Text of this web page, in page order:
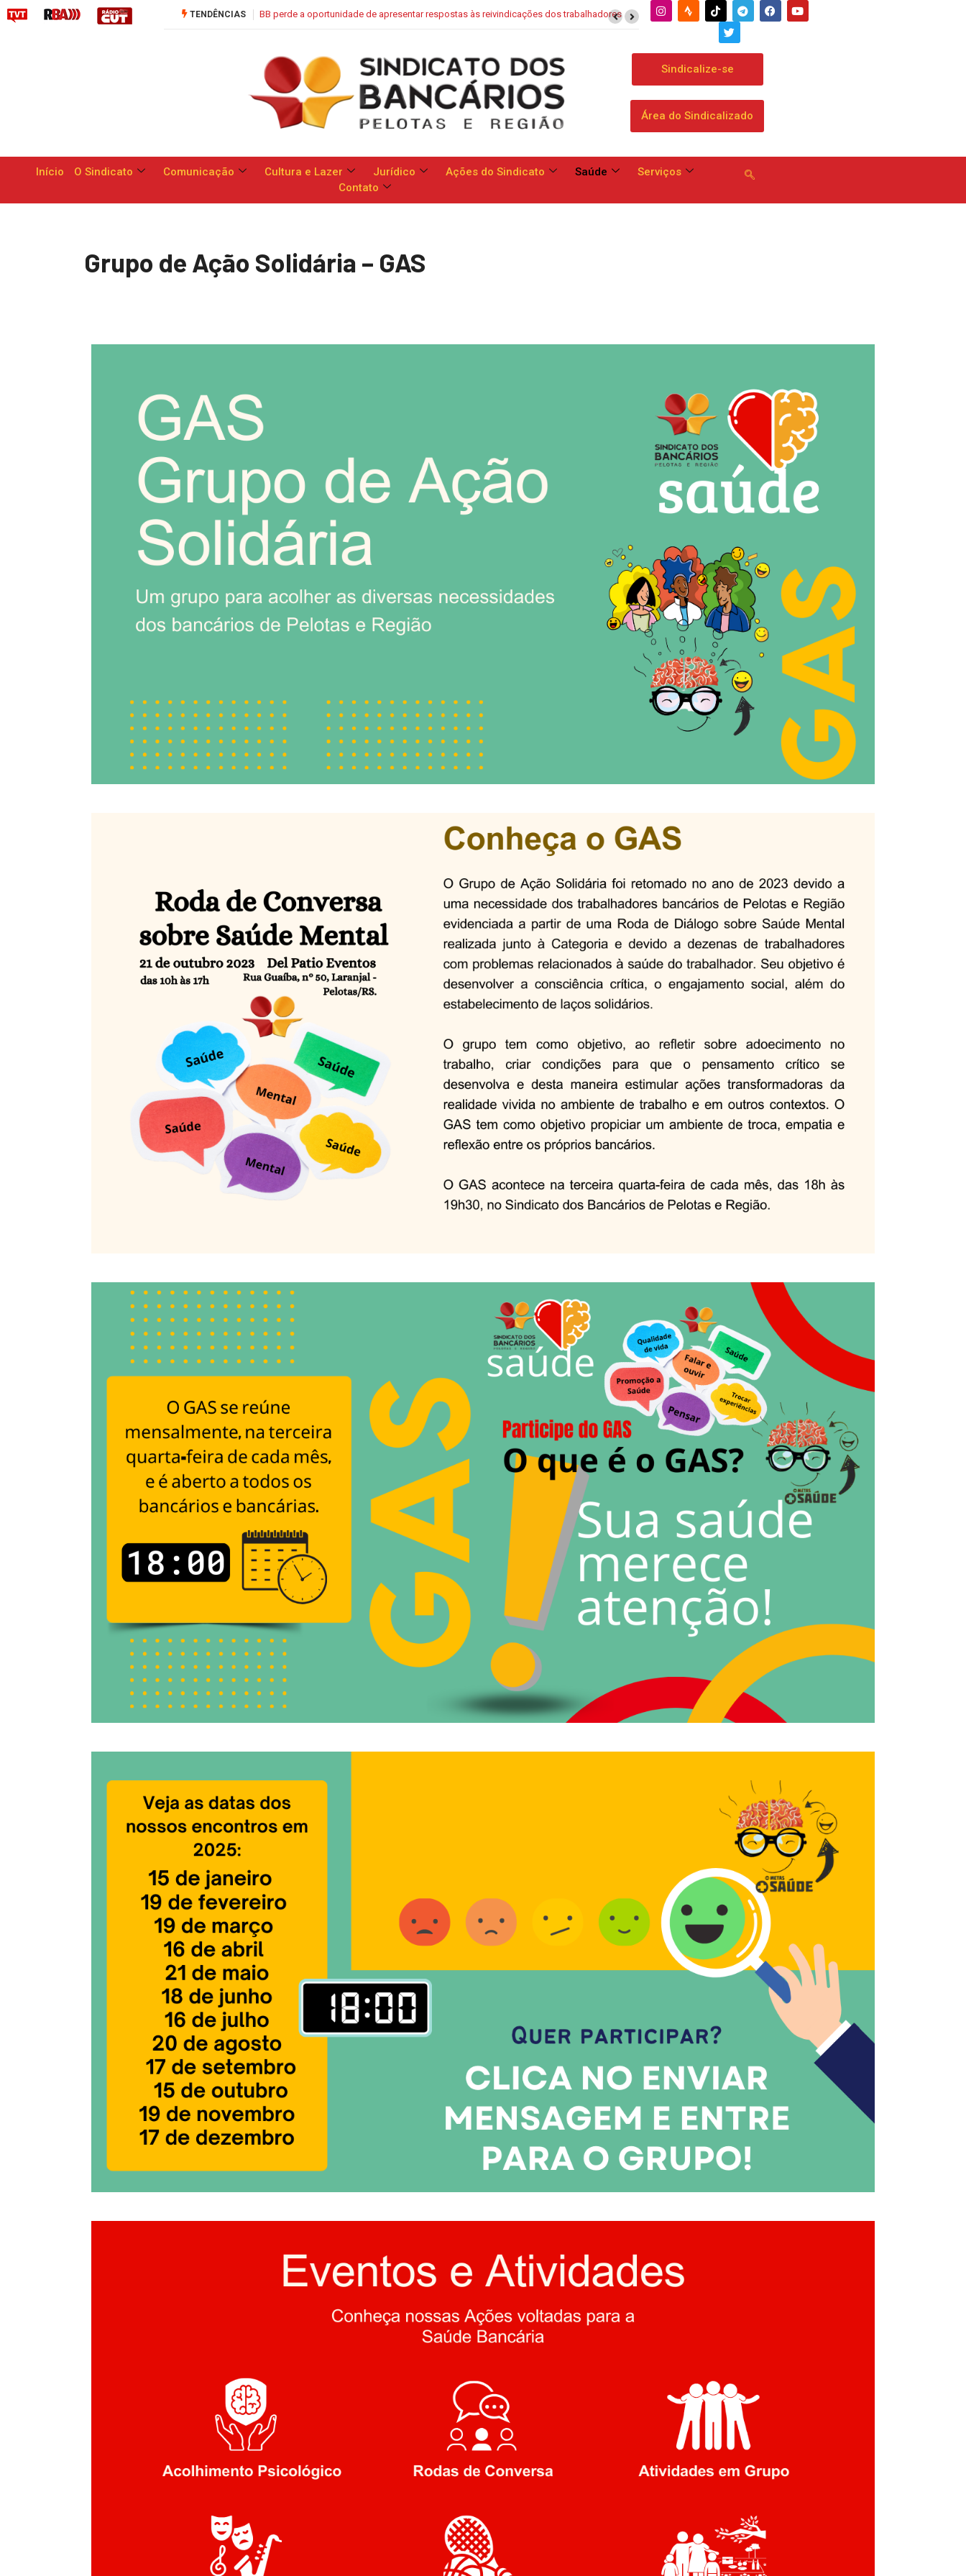
TENDÊNCIAS Saúde Caixa: Banco apresenta proposta que chega a dobrar mensalidade
Sindicalize-se
Área do Sindicalizado
Início O Sindicato Comunicação Cultura e Lazer Jurídico Ações do Sindicato Saúde
Serviços
Contato
Grupo de Ação Solidária – GAS